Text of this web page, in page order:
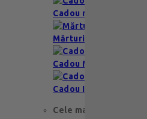
Cadou romantic
Mărturii nuntă & botez
Cadou Multumesc
Cadou Invitatie
Cele mai apreciate